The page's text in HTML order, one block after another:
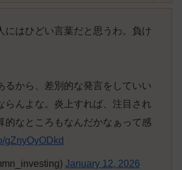
にはひどい言葉だと思うわ。負け
るから、差別的な発言をしていい
らんよな。炎上すれば、注目され
的なところもなんだかなぁって感
gZnyOyODkd
January 12, 2026